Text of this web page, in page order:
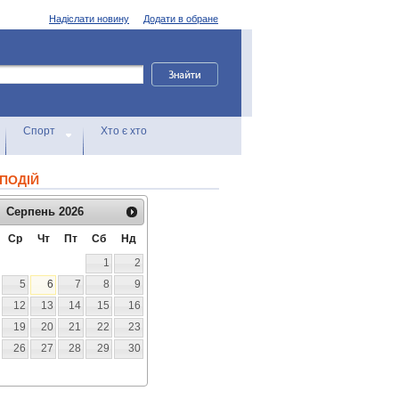
Додати в обране
Надіслати новину
Спорт Хто є хто
Серпень 2026
Ср Чт Пт Сб
Нд
1
2
5 6 7 8
9
12 13 14 15
16
19 20 21 22
23
26 27 28 29
30